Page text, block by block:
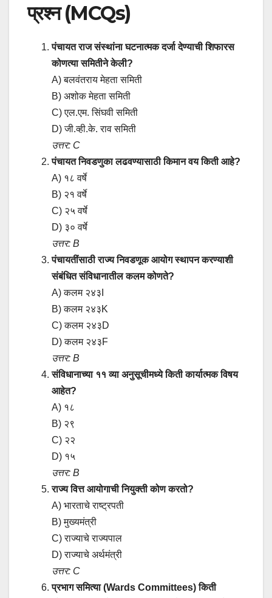
प्रश्न (MCQs)
पंचायत राज संस्थांना घटनात्मक दर्जा देण्याची शिफारस
कोणत्या समितीने केली?
A) बलवंतराय मेहता समिती
B) अशोक मेहता समिती
C) एल.एम. सिंघवी समिती
D) जी.व्ही.के. राव समिती
उत्तर: C
पंचायत निवडणुका लढवण्यासाठी किमान वय किती आहे?
A) १८ वर्षे
B) २१ वर्षे
C) २५ वर्षे
D) ३० वर्षे
उत्तर: B
पंचायतींसाठी राज्य निवडणूक आयोग स्थापन करण्याशी
संबंधित संविधानातील कलम कोणते?
A) कलम २४३I
B) कलम २४३K
C) कलम २४३D
D) कलम २४३F
उत्तर: B
संविधानाच्या ११ व्या अनुसूचीमध्ये किती कार्यात्मक विषय
आहेत?
A) १८
B) २९
C) २२
D) १५
उत्तर: B
राज्य वित्त आयोगाची नियुक्ती कोण करतो?
A) भारताचे राष्ट्रपती
B) मुख्यमंत्री
C) राज्याचे राज्यपाल
D) राज्याचे अर्थमंत्री
उत्तर: C
प्रभाग समित्या (Wards Committees) किती